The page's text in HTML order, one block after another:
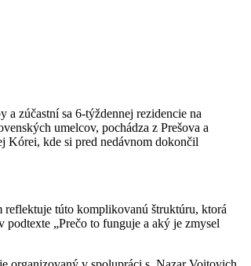
zúčastní sa 6-týždennej rezidencie na
umelcov, pochádza z Prešova a
Kórei, kde si pred nedávnom dokončil
reflektuje túto komplikovanú štruktúru, ktorá
„Prečo to funguje a aký je zmysel